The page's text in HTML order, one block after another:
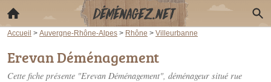
Accueil > Auvergne-Rhône-Alpes > Rhône > Villeurbanne
Erevan Déménagement
Cette fiche présente "Erevan Déménagement", déménageur situé rue